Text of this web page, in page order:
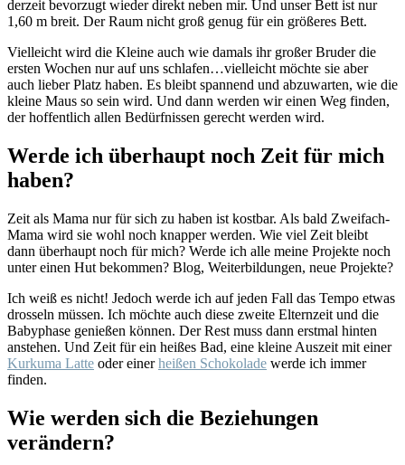
derzeit bevorzugt wieder direkt neben mir. Und unser Bett ist nur
1,60 m breit. Der Raum nicht groß genug für ein größeres Bett.
Vielleicht wird die Kleine auch wie damals ihr großer Bruder die
ersten Wochen nur auf uns schlafen…vielleicht möchte sie aber
auch lieber Platz haben. Es bleibt spannend und abzuwarten, wie die
kleine Maus so sein wird. Und dann werden wir einen Weg finden,
der hoffentlich allen Bedürfnissen gerecht werden wird.
Werde ich überhaupt noch Zeit für mich
haben?
Zeit als Mama nur für sich zu haben ist kostbar. Als bald Zweifach-
Mama wird sie wohl noch knapper werden. Wie viel Zeit bleibt
dann überhaupt noch für mich? Werde ich alle meine Projekte noch
unter einen Hut bekommen? Blog, Weiterbildungen, neue Projekte?
Ich weiß es nicht! Jedoch werde ich auf jeden Fall das Tempo etwas
drosseln müssen. Ich möchte auch diese zweite Elternzeit und die
Babyphase genießen können. Der Rest muss dann erstmal hinten
anstehen. Und Zeit für ein heißes Bad, eine kleine Auszeit mit einer
Kurkuma Latte oder einerheißen Schokolade werde ich immer
finden.
Wie werden sich die Beziehungen
verändern?